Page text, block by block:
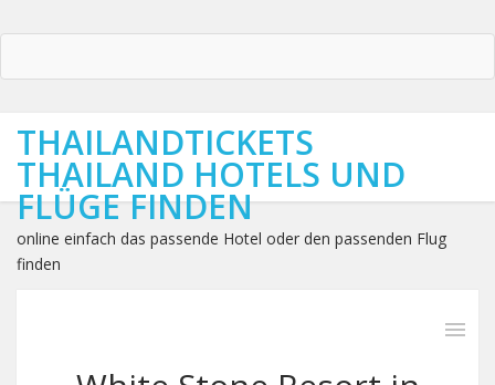
THAILANDTICKETS
THAILAND HOTELS UND
FLÜGE FINDEN
online einfach das passende Hotel oder den passenden Flug
finden